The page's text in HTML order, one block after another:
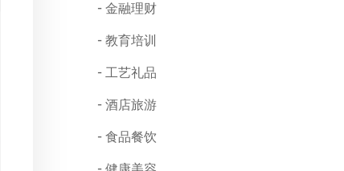
金融理财
教育培训
工艺礼品
酒店旅游
食品餐饮